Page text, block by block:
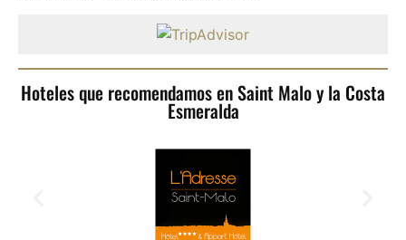
Hoteles que recomendamos en Saint Malo y la Costa
Esmeralda